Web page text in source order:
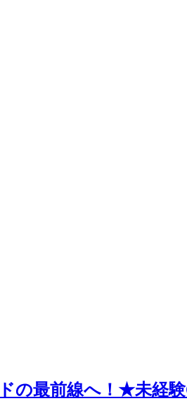
の最前線へ！★未経